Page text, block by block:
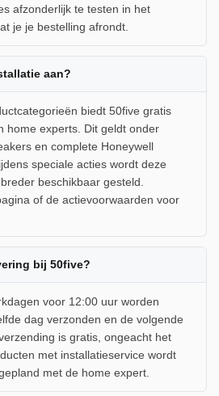
afzonderlijk te testen in het
je je bestelling afrondt.
aan?
biedt 50five gratis
home experts. Dit geldt onder
en complete Honeywell
speciale acties wordt deze
beschikbaar gesteld.
of de actievoorwaarden voor
bij 50five?
voor 12:00 uur worden
dag verzonden en de volgende
is gratis, ongeacht het
met installatieservice wordt
met de home expert.